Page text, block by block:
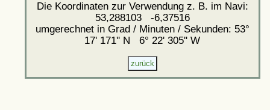
Die Koordinaten zur Verwendung z. B. im Navi:
53,288103 -6,37516
umgerechnet in Grad / Minuten / Sekunden: 53°
17' 171'' N 6° 22' 305'' W